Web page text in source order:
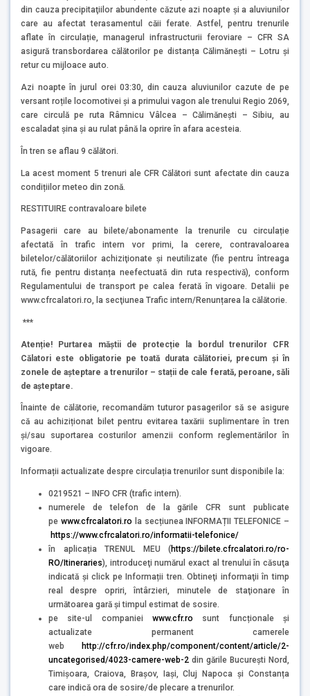
din cauza precipitaţiilor abundente căzute azi noapte și a aluviunilor
care au afectat terasamentul căii ferate. Astfel, pentru trenurile
aflate în circulație, managerul infrastructurii feroviare – CFR SA
asigură transbordarea călătorilor pe distanța Călimănești – Lotru și
retur cu mijloace auto.
Azi noapte în jurul orei 03:30, din cauza aluviunilor cazute de pe
versant roțile locomotivei și a primului vagon ale trenului Regio 2069,
care circulă pe ruta Râmnicu Vâlcea – Călimănești – Sibiu, au
escaladat șina și au rulat până la oprire în afara acesteia.
În tren se aflau 9 călători.
La acest moment 5 trenuri ale CFR Călători sunt afectate din cauza
condițiilor meteo din zonă.
RESTITUIRE contravaloare bilete
Pasagerii care au bilete/abonamente la trenurile cu circulație
afectată în trafic intern vor primi, la cerere, contravaloarea
biletelor/călătoriilor achiziţionate şi neutilizate (fie pentru întreaga
rută, fie pentru distanța neefectuată din ruta respectivă), conform
Regulamentului de transport pe calea ferată în vigoare. Detalii pe
www.cfrcalatori.ro, la secţiunea Trafic intern/Renunțarea la călătorie.
***
Atenție! Purtarea măștii de protecție la bordul trenurilor CFR
Călatori este obligatorie pe toată durata călătoriei, precum și în
zonele de așteptare a trenurilor – stații de cale ferată, peroane, săli
de așteptare.
Înainte de călătorie, recomandăm tuturor pasagerilor să se asigure
că au achiziționat bilet pentru evitarea taxării suplimentare în tren
și/sau suportarea costurilor amenzii conform reglementărilor în
vigoare.
Informații actualizate despre circulația trenurilor sunt disponibile la:
0219521 – INFO CFR (trafic intern).
numerele de telefon de la gările CFR sunt publicate
pe www.cfrcalatori.ro la secțiunea INFORMAȚII TELEFONICE –
https://www.cfrcalatori.ro/informatii-telefonice/
în aplicația TRENUL MEU (https://bilete.cfrcalatori.ro/ro-
RO/Itineraries), introduceţi numărul exact al trenului în căsuţa
indicată şi click pe Informații tren. Obtineţi informaţii în timp
real despre opriri, întârzieri, minutele de staţionare în
următoarea gară şi timpul estimat de sosire.
pe site-ul companiei www.cfr.ro sunt funcționale și
actualizate permanent camerele
web
http://cfr.ro/index.php/component/content/article/2-
uncategorised/4023-camere-web-2 din gările București Nord,
Timișoara, Craiova, Brașov, Iași, Cluj Napoca și Constanța
care indică ora de sosire/de plecare a trenurilor.